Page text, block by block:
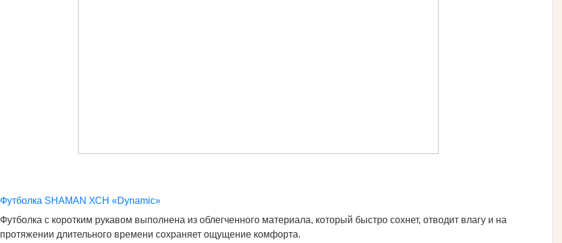
Футболка SHAMAN ХСН «Dynamic»
Футболка с коротким рукавом выполнена из облегченного материала, который быстро сохнет, отводит влагу и на
протяжении длительного времени сохраняет ощущение комфорта.